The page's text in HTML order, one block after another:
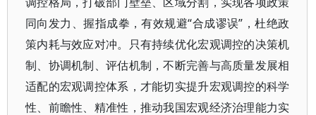
同向发力、握指成拳，有效规避“合成谬误”，杜绝政
策内耗与效应对冲。只有持续优化宏观调控的决策机
制、协调机制、评估机制，不断完善与高质量发展相
适配的宏观调控体系，才能切实提升宏观调控的科学
性、前瞻性、精准性，推动我国宏观经济治理能力实